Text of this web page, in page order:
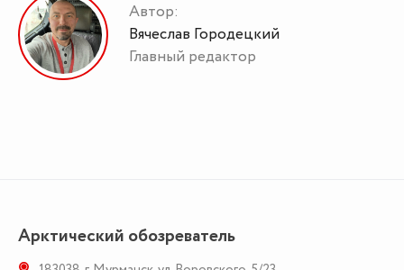
Автор:
Вячеслав Городецкий
Главный редактор
Арктический обозреватель